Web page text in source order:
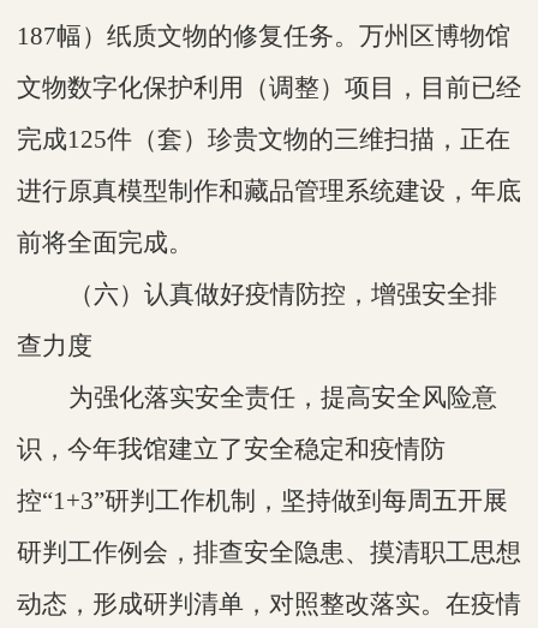
187幅）纸质文物的修复任务。 万州区博物馆
文物数字化保护利用（调整）项目，目前已经
完成125件（套）珍贵文物的三维扫描，正在
进行原真模型制作和藏品管理系统建设，年底
前将全面完成。
（六）认真做好疫情防控，增强安全排
查力度
为强化落实安全责任，提高安全风险意
识，今年我馆建立了安全稳定和疫情防
控“1+3”研判工作机制，坚持做到每周五开展
研判工作例会，排查安全隐患、摸清职工思想
动态，形成研判清单，对照整改落实。在疫情